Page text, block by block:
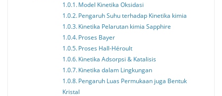
Model Kinetika Oksidasi
Pengaruh Suhu terhadap Kinetika kimia
Kinetika Pelarutan kimia Sapphire
Proses Bayer
Proses Hall-Héroult
Kinetika Adsorpsi & Katalisis
Kinetika dalam Lingkungan
Pengaruh Luas Permukaan juga Bentuk
Kristal